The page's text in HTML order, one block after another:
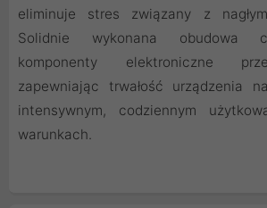
eliminuje stres związany z
Solidnie wykonana obudowa
komponenty elektroniczne
zapewniając trwałość urządzenia
intensywnym, codziennym
warunkach.